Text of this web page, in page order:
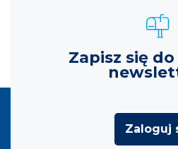
Zapisz się
Zaloguj